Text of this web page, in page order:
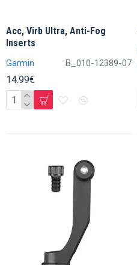
Garmin B_010-12389-07
Acc, Virb Ultra, Anti-Fog
Inserts
14.99€